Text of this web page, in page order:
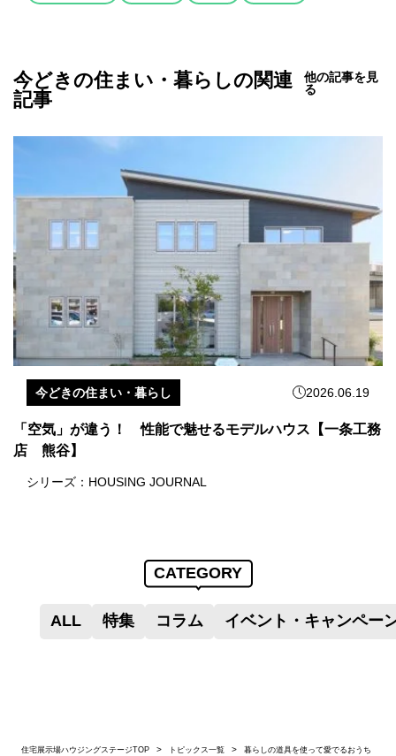
今どきの住まい・暮らしの関連
記事
他の記事を見
る
今どきの住まい・暮らし 2026.06.19
「空気」が違う！ 性能で魅せるモデルハウス【一条工務
店 熊谷】
シリーズ： HOUSING JOURNAL
CATEGORY
ALL 特集 コラム イベント・キャンペー
住宅展示場ハウジングステージTOP トピックス一覧
暮らしの道具を使って愛でるおうち